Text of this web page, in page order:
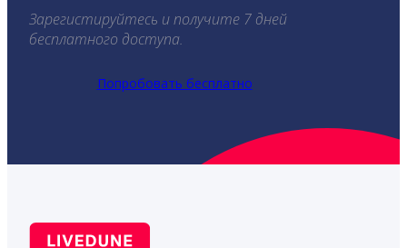
Зарегистируйтесь и получите 7 дней
бесплатного доступа.
Попробовать бесплатно